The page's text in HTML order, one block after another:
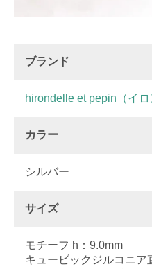
ブランド
hirondelle et pepin（イロ
カラー
シルバー
サイズ
モチーフ h：9.0mm
キュービックジルコニア